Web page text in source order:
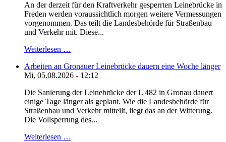
An der derzeit für den Kraftverkehr gesperrten Leinebrücke in
Freden werden voraussichtlich morgen weitere Vermessungen
vorgenommen. Das teilt die Landesbehörde für Straßenbau
und Verkehr mit. Diese...
Weiterlesen …
Arbeiten an Gronauer Leinebrücke dauern eine Woche länger
Mi, 05.08.2026 - 12:12
Die Sanierung der Leinebrücke der L 482 in Gronau dauert
einige Tage länger als geplant. Wie die Landesbehörde für
Straßenbau und Verkehr mitteilt, liegt das an der Witterung.
Die Vollsperrung des...
Weiterlesen …